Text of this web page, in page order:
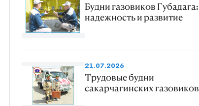
Будни газовиков Губадага:
надежность и развитие
21.07.2026
Трудовые будни
сакарчагинских газовиков